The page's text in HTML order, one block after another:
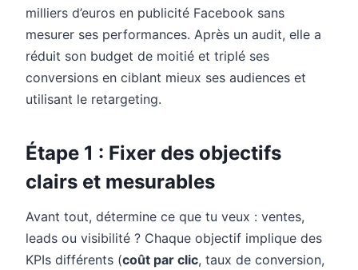
milliers d’euros en publicité Facebook sans
mesurer ses performances. Après un audit, elle a
réduit son budget de moitié et triplé ses
conversions en ciblant mieux ses audiences et
utilisant le retargeting.
Étape 1 : Fixer des objectifs
clairs et mesurables
Avant tout, détermine ce que tu veux : ventes,
leads ou visibilité ? Chaque objectif implique des
KPIs différents (coût par clic, taux de conversion,